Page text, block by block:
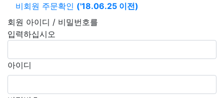
비회원 주문확인 ('18.06.25 이전)
회원 아이디 / 비밀번호를
입력하십시오
아이디